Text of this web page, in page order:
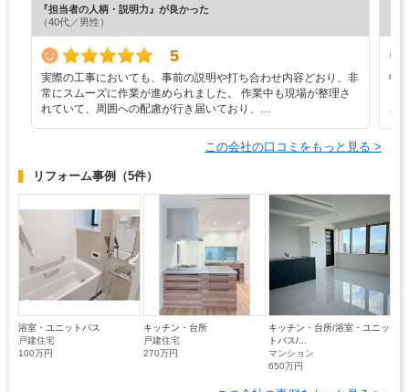
『担当者の人柄・説明力』が良かった
（40代／男性）
5
実際の工事においても、事前の説明や打ち合わせ内容どおり、非
常にスムーズに作業が進められました。 作業中も現場が整理さ
れていて、周囲への配慮が行き届いており、…
中
さ
この会社の口コミをもっと見る >
リフォーム事例 （5件）
浴室・ユニットバス
戸建住宅
100万円
キッチン・台所
戸建住宅
270万円
キッチン・台所/浴室・ユニッ
トバス/...
マンション
650万円